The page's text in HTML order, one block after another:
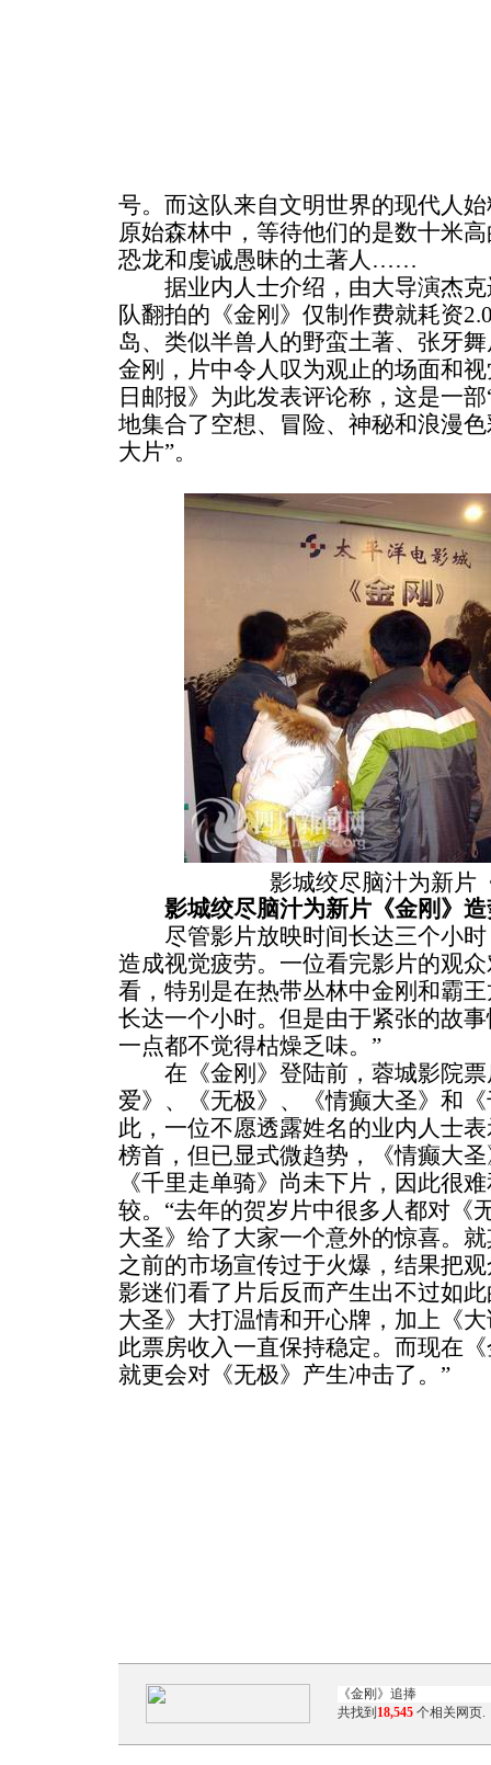
号。而这队来自文明世界的现代人
原始森林中，等待他们的是数十米
恐龙和虔诚愚昧的土著人……
据业内人士介绍，由大导演杰克
队翻拍的《金刚》仅制作费就耗资
岛、类似半兽人的野蛮土著、张牙
金刚，片中令人叹为观止的场面和
日邮报》为此发表评论称，这是一
地集合了空想、冒险、神秘和浪漫
大片”。
影城绞尽脑汁为新片
影城绞尽脑汁为新片《金刚》造
尽管影片放映时间长达三个小时
造成视觉疲劳。一位看完影片的观
看，特别是在热带丛林中金刚和霸
长达一个小时。但是由于紧张的故
一点都不觉得枯燥乏味。”
在《金刚》登陆前，蓉城影院票
爱》、《无极》、《情癫大圣》和
此，一位不愿透露姓名的业内人士
榜首，但已显式微趋势，《情癫大
《千里走单骑》尚未下片，因此很
较。“去年的贺岁片中很多人都对《
大圣》给了大家一个意外的惊喜。
之前的市场宣传过于火爆，结果把
影迷们看了片后反而产生出不过如
大圣》大打温情和开心牌，加上《
此票房收入一直保持稳定。而现在
就更会对《无极》产生冲击了。”
共找到 18,545 个相关网页.